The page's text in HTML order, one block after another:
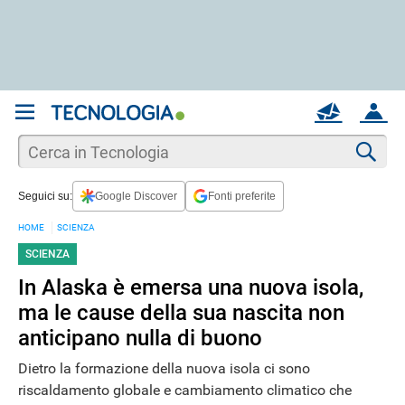
ACCOUNT
MAIL
Seguici su: Google Discover Fonti preferite
HOME SCIENZA
SCIENZA
In Alaska è emersa una nuova isola,
ma le cause della sua nascita non
anticipano nulla di buono
Dietro la formazione della nuova isola ci sono
riscaldamento globale e cambiamento climatico che